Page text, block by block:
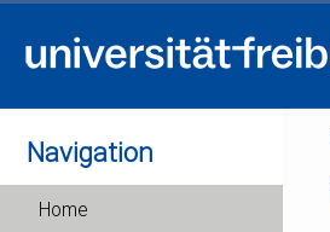
Navigation
Home